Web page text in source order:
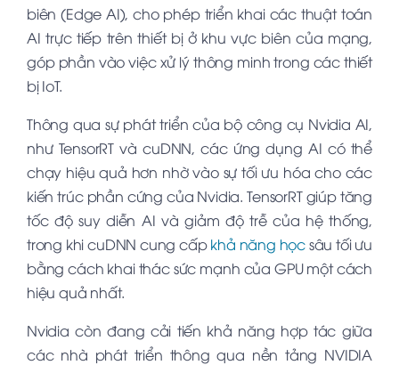
biên (Edge AI), cho phép triển khai các thuật toán
AI trực tiếp trên thiết bị ở khu vực biên của mạng,
góp phần vào việc xử lý thông minh trong các thiết
bị IoT.
Thông qua sự phát triển của bộ công cụ Nvidia AI,
như TensorRT và cuDNN, các ứng dụng AI có thể
chạy hiệu quả hơn nhờ vào sự tối ưu hóa cho các
kiến trúc phần cứng của Nvidia. TensorRT giúp tăng
tốc độ suy diễn AI và giảm độ trễ của hệ thống,
trong khi cuDNN cung cấpkhả năng họcsâu tối ưu
bằng cách khai thác sức mạnh của GPU một cách
hiệu quả nhất.
Nvidia còn đang cải tiến khả năng hợp tác giữa
các nhà phát triển thông qua nền tảng NVIDIA